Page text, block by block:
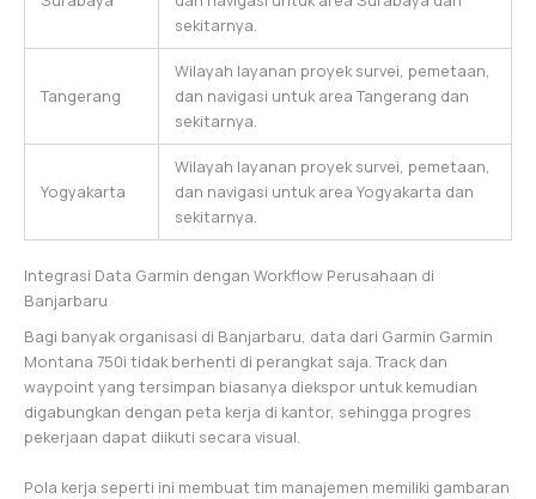
sekitarnya.
Tangerang
Wilayah layanan proyek survei, pemetaan,
dan navigasi untuk area Tangerang dan
sekitarnya.
Yogyakarta
Wilayah layanan proyek survei, pemetaan,
dan navigasi untuk area Yogyakarta dan
sekitarnya.
Integrasi Data Garmin dengan Workflow Perusahaan di
Banjarbaru
Bagi banyak organisasi di Banjarbaru, data dari Garmin Garmin
Montana 750i tidak berhenti di perangkat saja. Track dan
waypoint yang tersimpan biasanya diekspor untuk kemudian
digabungkan dengan peta kerja di kantor, sehingga progres
pekerjaan dapat diikuti secara visual.
Pola kerja seperti ini membuat tim manajemen memiliki gambaran